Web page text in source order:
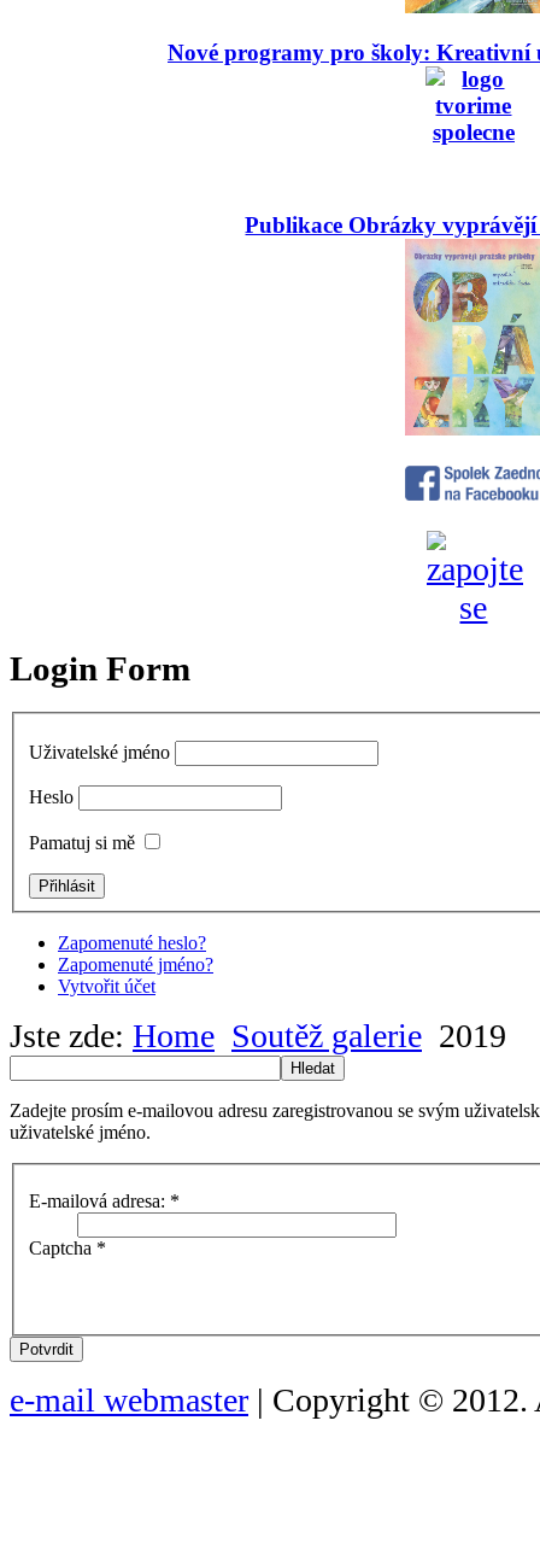
Nové programy pro školy: Kreativní
Publikace Obrázky
Login Form
Uživatelské jméno
Heslo
Pamatuj si mě
Zapomenuté heslo?
Zapomenuté jméno?
Vytvořit účet
Jste zde: Home Soutěž galerie 2019
Hledat
Zadejte prosím e-mailovou adresu zaregistrovanou se svým
uživatelské jméno.
E-mailová adresa: *
Captcha *
Potvrdit
e-mail webmaster | Copyright © 2012.